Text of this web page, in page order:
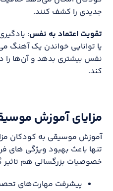
جدیدی را کشف کنند.
تقویت اعتماد به نفس:
یا توانایی خواندن یک آهنگ
نفس بیشتری بدهد و آن‌ها را
کند.
مزایای آموزش
آموزش موسیقی به کودکان
تنها باعث بهبود ویژگی
خصوصیات بزرگسالی هم تاثیر
پیشرفت مهارت‌های